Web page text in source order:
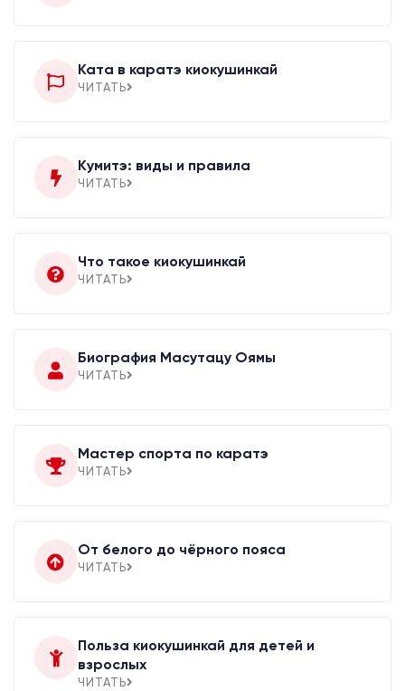
Ката в каратэ киокушинкай
ЧИТАТЬ
Кумитэ: виды и правила
ЧИТАТЬ
Что такое киокушинкай
ЧИТАТЬ
Биография Масутацу Оямы
ЧИТАТЬ
Мастер спорта по каратэ
ЧИТАТЬ
От белого до чёрного пояса
ЧИТАТЬ
Польза киокушинкай для детей и
взрослых
ЧИТАТЬ